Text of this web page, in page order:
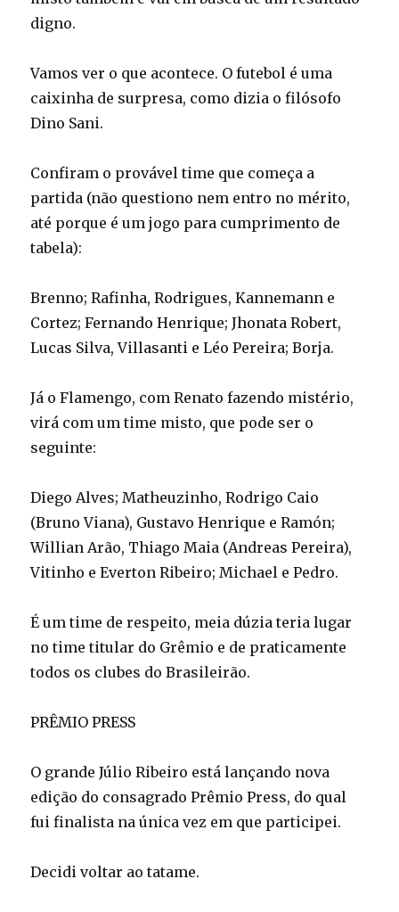
digno.
Vamos ver o que acontece. O futebol é uma
caixinha de surpresa, como dizia o filósofo
Dino Sani.
Confiram o provável time que começa a
partida (não questiono nem entro no mérito,
até porque é um jogo para cumprimento de
tabela):
Brenno; Rafinha, Rodrigues, Kannemann e
Cortez; Fernando Henrique; Jhonata Robert,
Lucas Silva, Villasanti e Léo Pereira; Borja.
Já o Flamengo, com Renato fazendo mistério,
virá com um time misto, que pode ser o
seguinte:
Diego Alves; Matheuzinho, Rodrigo Caio
(Bruno Viana), Gustavo Henrique e Ramón;
Willian Arão, Thiago Maia (Andreas Pereira),
Vitinho e Everton Ribeiro; Michael e Pedro.
É um time de respeito, meia dúzia teria lugar
no time titular do Grêmio e de praticamente
todos os clubes do Brasileirão.
PRÊMIO PRESS
O grande Júlio Ribeiro está lançando nova
edição do consagrado Prêmio Press, do qual
fui finalista na única vez em que participei.
Decidi voltar ao tatame.